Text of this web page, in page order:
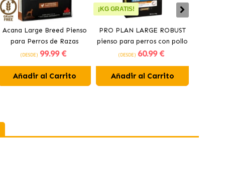
Acana Large Breed Pienso
para Perros de Razas
Grandes con Pollo
(DESDE) 99.99 €
Añadir al Carrito
¡KG GRATIS!
PRO PLAN LARGE ROBUST
pienso para perros con pollo
(DESDE) 60.99 €
Añadir al Carrito